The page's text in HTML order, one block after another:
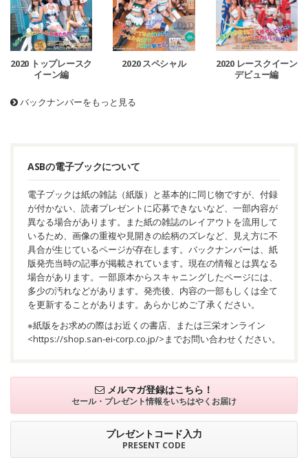
2020 トップレースク
イーン編
2020 スペシャル
2020 レースクイーン
デビュー編
バックナンバーをもっと見る
ASBの電子ブックについて
電子ブックは紙の雑誌（紙版）と基本的に同じ物ですが、付録
が付かない、読者プレゼントに応募できないなど、一部内容が
異なる場合があります。また紙の雑誌のレイアウトを流用して
いるため、画像の重複や見開きの絵柄のズレなど、見え方に不
具合が生じているページが存在します。バックナンバーは、紙
版発売当時の記事が掲載されています。現在の情報とは異なる
場合があります。一部原本からスキャニングしたページには、
多少の汚れなどがあります。発売後、内容の一部もしくは全て
を更新することがあります。あらかじめご了承ください。
※紙版をお求めの際はお近くの書店、または三栄オンライン
<https://shop.san-ei-corp.co.jp/>までお問い合わせください。
メルマガ登録はこちら！
セール・プレゼント情報をいちはやくお届け
プレゼントコード入力
PRESENT CODE